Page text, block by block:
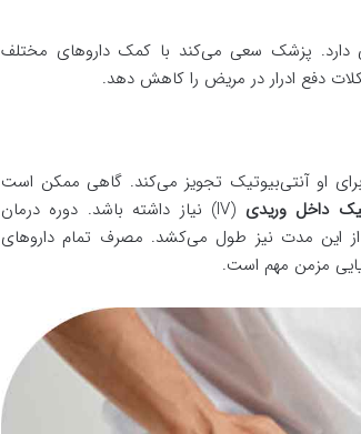
دارد. پزشک سعی می‌کند با کمک داروهای مختلف
دفع ادرار در مریض را کاهش دهد.
برای او آنتی‌بیوتیک تجویز می‌کند. گاهی ممکن است
داخل وریدی
(IV) نیاز داشته باشد. دوره درمان
از این مدت نیز طول می‌کشد. مصرف تمام داروهای
مزمن مهم است.